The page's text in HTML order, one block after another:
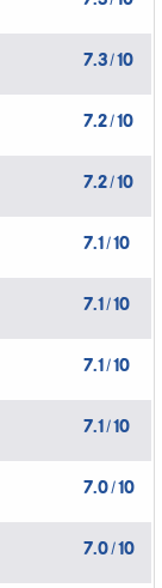
7.3/10
7.2/10
7.2/10
7.1/10
7.1/10
7.1/10
7.1/10
7.0/10
7.0/10